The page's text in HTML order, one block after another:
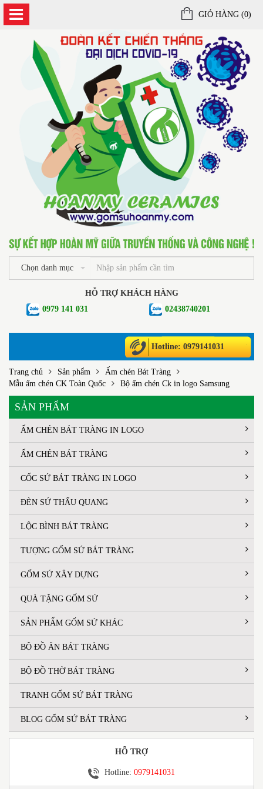
GIỎ HÀNG (0)
Chọn danh mục
HỖ TRỢ KHÁCH HÀNG
0979 141 031
02438740201
Hotline: 0979141031
Trang chủ Sản phẩm
Ấm chén Bát Tràng
Mẫu ấm chén CK Toàn Quốc
Bộ ấm chén Ck in logo Samsung
SẢN PHẨM
ẤM CHÉN BÁT TRÀNG IN LOGO
ẤM CHÉN BÁT TRÀNG
CỐC SỨ BÁT TRÀNG IN LOGO
ĐÈN SỨ THẤU QUANG
LỘC BÌNH BÁT TRÀNG
TƯỢNG GỐM SỨ BÁT TRÀNG
GỐM SỨ XÂY DỰNG
QUÀ TẶNG GỐM SỨ
SẢN PHẨM GỐM SỨ KHÁC
BỘ ĐỒ ĂN BÁT TRÀNG
BỘ ĐỒ THỜ BÁT TRÀNG
TRANH GỐM SỨ BÁT TRÀNG
BLOG GỐM SỨ BÁT TRÀNG
HỖ TRỢ
Hotline: 0979141031